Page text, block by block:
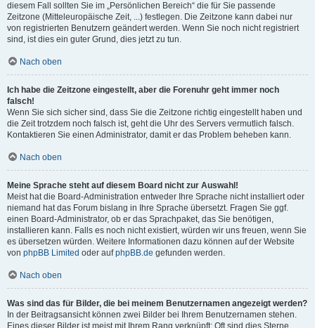
diesem Fall sollten Sie im „Persönlichen Bereich“ die für Sie passende
Zeitzone (Mitteleuropäische Zeit, ...) festlegen. Die Zeitzone kann dabei nur
von registrierten Benutzern geändert werden. Wenn Sie noch nicht registriert
sind, ist dies ein guter Grund, dies jetzt zu tun.
Nach oben
Ich habe die Zeitzone eingestellt, aber die Forenuhr geht immer noch
falsch!
Wenn Sie sich sicher sind, dass Sie die Zeitzone richtig eingestellt haben und
die Zeit trotzdem noch falsch ist, geht die Uhr des Servers vermutlich falsch.
Kontaktieren Sie einen Administrator, damit er das Problem beheben kann.
Nach oben
Meine Sprache steht auf diesem Board nicht zur Auswahl!
Meist hat die Board-Administration entweder Ihre Sprache nicht installiert oder
niemand hat das Forum bislang in Ihre Sprache übersetzt. Fragen Sie ggf.
einen Board-Administrator, ob er das Sprachpaket, das Sie benötigen,
installieren kann. Falls es noch nicht existiert, würden wir uns freuen, wenn Sie
es übersetzen würden. Weitere Informationen dazu können auf der Website
von phpBB Limited oder aufphpBB.de gefunden werden.
Nach oben
Was sind das für Bilder, die bei meinem Benutzernamen angezeigt werden?
In der Beitragsansicht können zwei Bilder bei Ihrem Benutzernamen stehen.
Eines dieser Bilder ist meist mit Ihrem Rang verknüpft: Oft sind dies Sterne,